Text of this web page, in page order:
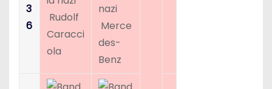
3
6
Rudolf
Caracci
ola
Merce
des-
Benz